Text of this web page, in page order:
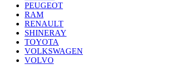
PEUGEOT
RAM
RENAULT
SHINERAY
TOYOTA
VOLKSWAGEN
VOLVO